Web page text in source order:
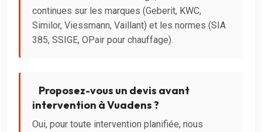
continues sur les marques (Geberit, KWC,
Similor, Viessmann, Vaillant) et les normes (SIA
385, SSIGE, OPair pour chauffage).
Proposez-vous un devis avant
intervention à Vuadens ?
Oui, pour toute intervention planifiée, nous